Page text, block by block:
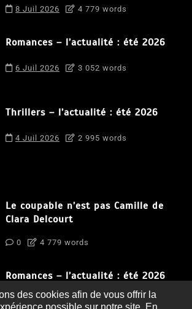
8 Juil 2026 4 779 words
Romances – l’actualité : été 2026
6 Juil 2026 3 052 words
Thrillers – l’actualité : été 2026
4 Juil 2026 2 995 words
Le coupable n’est pas Camille de
Clara Delcourt
0 4 779 words
Romances – l’actualité : été 2026
0 3 052 words
des cookies afin de vous offrir la
possible sur notre site. En